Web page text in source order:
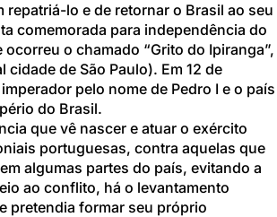
repatriá-lo e de retornar o Brasil ao seu
comemorada para independência do
ocorreu o chamado “Grito do Ipiranga”,
cidade de São Paulo). Em 12 de
pelo nome de Pedro I e o país
do Brasil.
que vê nascer e atuar o exército
portuguesas, contra aquelas que
em algumas partes do país, evitando a
ao conflito, há o levantamento
pretendia formar seu próprio